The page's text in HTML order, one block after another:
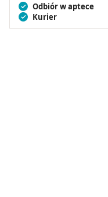
Odbiór w aptece
Kurier